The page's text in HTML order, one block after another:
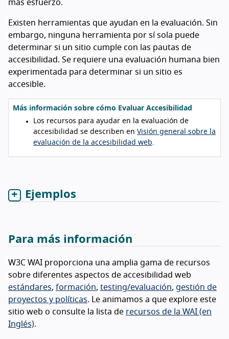
más esfuerzo.
Existen herramientas que ayudan en la evaluación. Sin
embargo, ninguna herramienta por sí sola puede
determinar si un sitio cumple con las pautas de
accesibilidad. Se requiere una evaluación humana bien
experimentada para determinar si un sitio es
accesible.
Más información sobre cómo Evaluar Accesibilidad
Los recursos para ayudar en la evaluación de
accesibilidad se describen en Visión general sobre la
evaluación de la accesibilidad web
Ejemplos
Para más información
W3C WAI proporciona una amplia gama de recursos
sobre diferentes aspectos de accesibilidad web
estándares, formación, testing/evaluación, gestión de
proyectos y políticas. Le animamos a que explore este
sitio web o consulte la lista de recursos de la WAI (en
Inglés).